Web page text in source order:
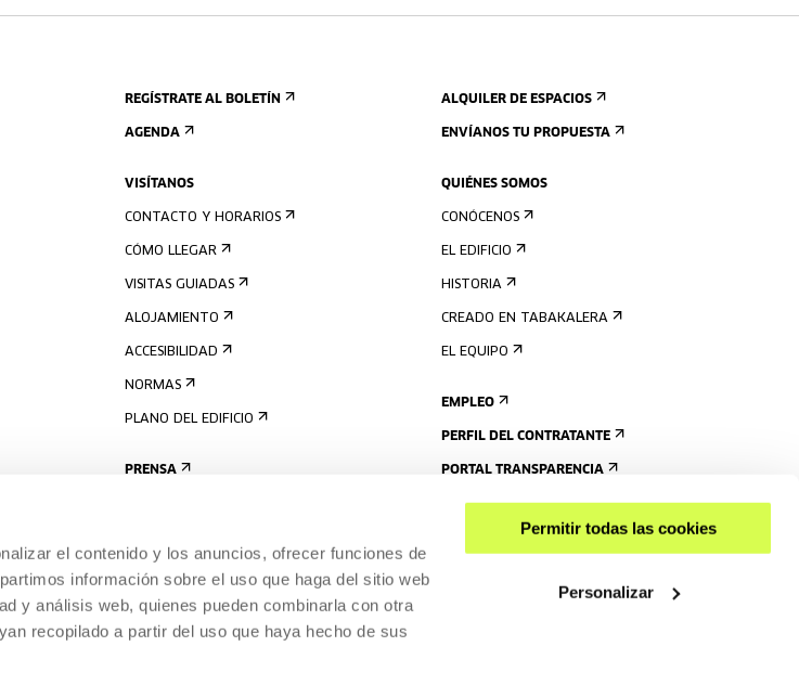
el contenido y los anuncios, ofrecer funciones de
información sobre el uso que haga del sitio web
y análisis web, quienes pueden combinarla con otra
recopilado a partir del uso que haya hecho de sus
Permitir todas las cookies
Personalizar
REGÍSTRATE AL BOLETÍN
AGENDA
VISÍTANOS
CONTACTO Y HORARIOS
CÓMO LLEGAR
VISITAS GUIADAS
ALOJAMIENTO
ACCESIBILIDAD
NORMAS
PLANO DEL EDIFICIO
PRENSA
ALQUILER DE ESPACIOS
ENVÍANOS TU PROPUESTA
QUIÉNES SOMOS
CONÓCENOS
EL EDIFICIO
HISTORIA
CREADO EN TABAKALERA
EL EQUIPO
EMPLEO
PERFIL DEL CONTRATANTE
PORTAL TRANSPARENCIA